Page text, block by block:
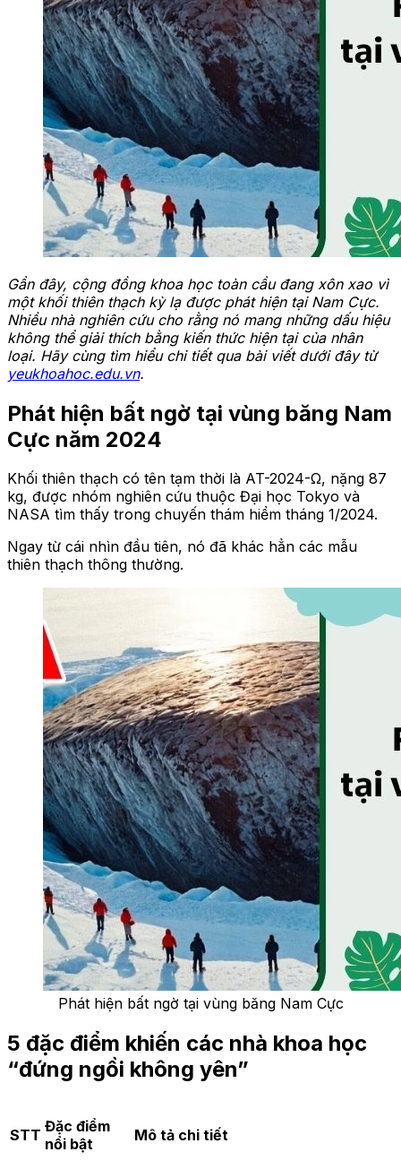
Gần đây, cộng đồng khoa học toàn cầu đang xôn xao vì
một khối thiên thạch kỳ lạ được phát hiện tại Nam Cực.
Nhiều nhà nghiên cứu cho rằng nó mang những dấu hiệu
không thể giải thích bằng kiến thức hiện tại của nhân
loại. Hãy cùng tìm hiểu chi tiết qua bài viết dưới đây từ
yeukhoahoc.edu.vn.
Phát hiện bất ngờ tại vùng băng Nam
Cực năm 2024
Khối thiên thạch có tên tạm thời là AT-2024-Ω, nặng 87
kg, được nhóm nghiên cứu thuộc Đại học Tokyo và
NASA tìm thấy trong chuyến thám hiểm tháng 1/2024.
Ngay từ cái nhìn đầu tiên, nó đã khác hẳn các mẫu
thiên thạch thông thường.
Phát hiện bất ngờ tại vùng băng Nam Cực
5 đặc điểm khiến các nhà khoa học
“đứng ngồi không yên”
STT Đặc điểm
nổi bật
Mô tả chi tiết